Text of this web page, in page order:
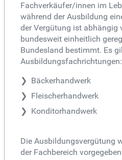
Fachverkäufer/innen im
während der Ausbildung
der Vergütung ist abhängig
bundesweit einheitlich
Bundesland bestimmt. Es
Ausbildungsfachrichtungen:
Bäckerhandwerk
Fleischerhandwerk
Konditorhandwerk
Die Ausbildungsvergütung
der Fachbereich